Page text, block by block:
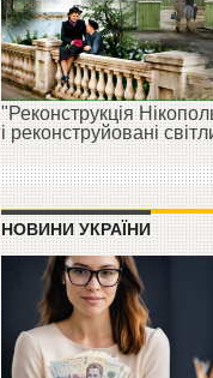
"Реконструкція
і реконструйовані
НОВИНИ УКРАЇНИ